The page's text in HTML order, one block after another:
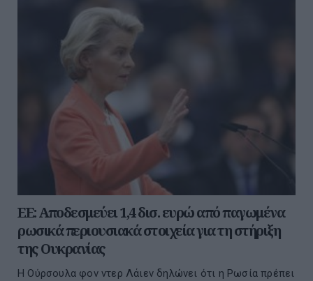
ΕΕ: Αποδεσμεύει 1,4 δισ. ευρώ από παγωμένα
ρωσικά περιουσιακά στοιχεία για τη στήριξη
της Ουκρανίας
Η Ούρσουλα φον ντερ Λάιεν δηλώνει ότι η Ρωσία πρέπει